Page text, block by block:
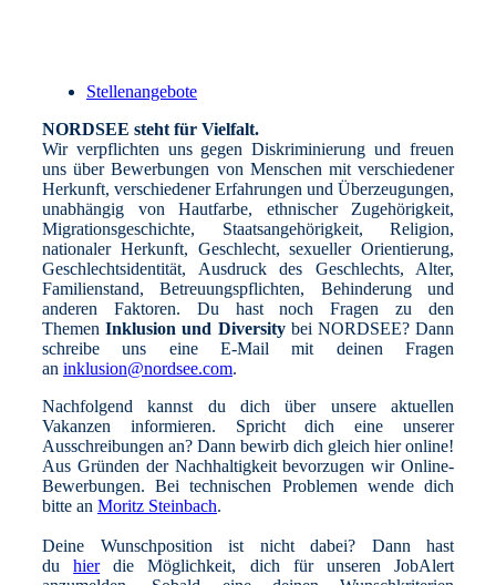
Stellenangebote
NORDSEE steht für Vielfalt.
Wir verpflichten uns gegen Diskriminierung und freuen
uns über Bewerbungen von Menschen mit verschiedener
Herkunft, verschiedener Erfahrungen und Überzeugungen,
unabhängig von Hautfarbe, ethnischer Zugehörigkeit,
Migrationsgeschichte, Staatsangehörigkeit, Religion,
nationaler Herkunft, Geschlecht, sexueller Orientierung,
Geschlechtsidentität, Ausdruck des Geschlechts, Alter,
Familienstand, Betreuungspflichten, Behinderung und
anderen Faktoren. Du hast noch Fragen zu den
ThemenInklusion und Diversitybei NORDSEE? Dann
schreibe uns eine E-Mail mit deinen Fragen
an inklusion@nordsee.com.
Nachfolgend kannst du dich über unsere aktuellen
Vakanzen informieren. Spricht dich eine unserer
Ausschreibungen an? Dann bewirb dich gleich hier online!
Aus Gründen der Nachhaltigkeit bevorzugen wir Online-
Bewerbungen. Bei technischen Problemen wende dich
bitte an Moritz Steinbach.
Deine Wunschposition ist nicht dabei? Dann hast
duhierdie Möglichkeit, dich für unseren JobAlert